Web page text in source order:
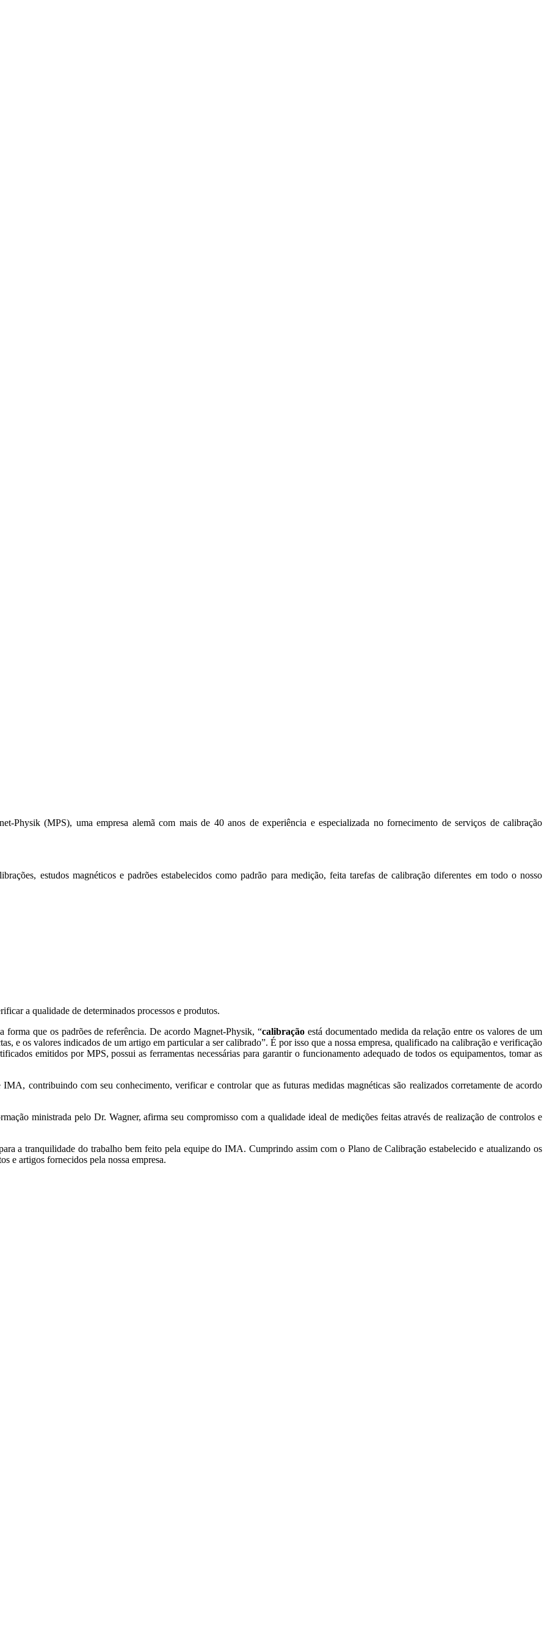
Physik (MPS), uma empresa alemã com mais de 40 anos de experiência e especializada no fornecimento de serviços de calibração
estudos magnéticos e padrões estabelecidos como padrão para medição, feita tarefas de calibração diferentes em todo o nosso
a qualidade de determinados processos e produtos.
forma que os padrões de referência. De acordo Magnet-Physik, “calibraçãoestá documentado medida da relação entre os valores de um
e os valores indicados de um artigo em particular a ser calibrado”. É por isso que a nossa empresa, qualificado na calibração e verificação
emitidos por MPS, possui as ferramentas necessárias para garantir o funcionamento adequado de todos os equipamentos, tomar as
contribuindo com seu conhecimento, verificar e controlar que as futuras medidas magnéticas são realizados corretamente de acordo
ministrada pelo Dr. Wagner, afirma seu compromisso com a qualidade ideal de medições feitas através de realização de controlos e
a tranquilidade do trabalho bem feito pela equipe do IMA. Cumprindo assim com o Plano de Calibração estabelecido e atualizando os
e artigos fornecidos pela nossa empresa.